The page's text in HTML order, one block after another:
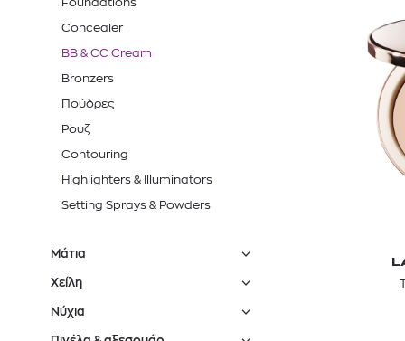
Concealer
BB & CC Cream
Bronzers
Πούδρες
Ρουζ
Contouring
Highlighters & Illuminators
Setting Sprays & Powders
Μάτια
Χείλη
Νύχια